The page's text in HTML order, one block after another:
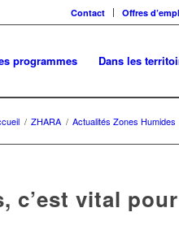
Contact Offres
programmes Dans les
/ ZHARA / Actualités Zones Humides
c’est vital pour